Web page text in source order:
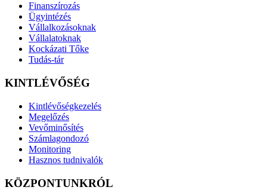
Finanszírozás
Ügyintézés
Vállalkozásoknak
Vállalatoknak
Kockázati Tőke
Tudás-tár
KINTLÉVŐSÉG
Kintlévőségkezelés
Megelőzés
Vevőminősítés
Számlagondozó
Monitoring
Hasznos tudnivalók
KÖZPONTUNKRÓL